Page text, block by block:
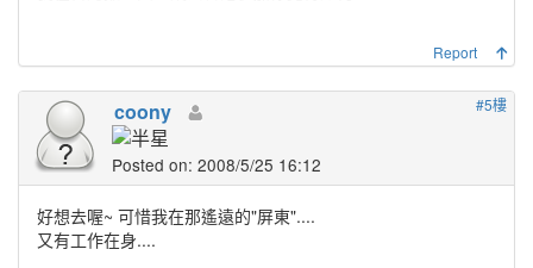
Report
#5樓
coony
Posted on: 2008/5/25 16:12
好想去喔~ 可惜我在那遙遠的"屏東"....
又有工作在身....